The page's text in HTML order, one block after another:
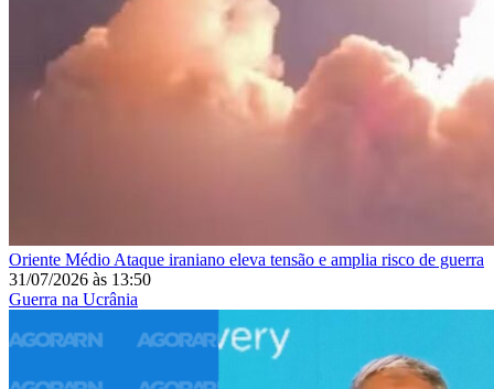
Oriente Médio Ataque iraniano eleva tensão e amplia risco de guerra
31/07/2026 às 13:50
Guerra na Ucrânia